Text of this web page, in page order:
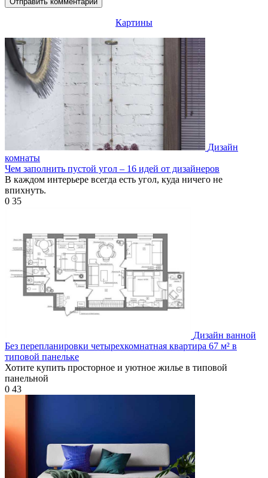
Картины
Дизайн
комнаты
Чем заполнить пустой угол – 16 идей от дизайнеров
В каждом интерьере всегда есть угол, куда ничего не
впихнуть.
0 35
Дизайн ванной
Без перепланировки четырехкомнатная квартира 67 м² в
типовой панельке
Хотите купить просторное и уютное жилье в типовой
панельной
0 43